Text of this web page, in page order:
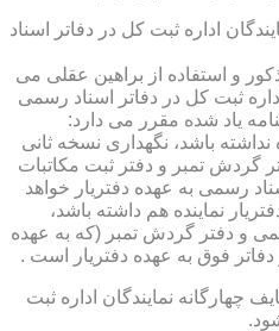
اداره ثبت كل در دفاتر اسناد
نظامنامه مذكور و استفاده از براهین عقلی می
ثبت كل در دفاتر اسناد رسمی
باشد، نگهداری نسخه ثانی
گردش تمبر و دفتر ثبت مكاتبات
دفتر اسناد رسمی به عهده دفتریار خواهد
نماینده هم داشته باشد،
و دفتر گردش تمبر (كه به عهده
دفاتر فوق به عهده دفتریار است .
چهارگانه نمایندگان اداره ثبت